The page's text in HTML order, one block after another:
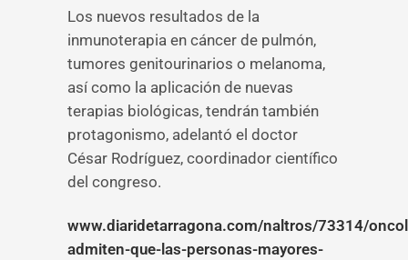
Los nuevos resultados de la
inmunoterapia en cáncer de pulmón,
tumores genitourinarios o melanoma,
así como la aplicación de nuevas
terapias biológicas, tendrán también
protagonismo, adelantó el doctor
César Rodríguez, coordinador científico
del congreso.
www.diaridetarragona.com/naltros/73314/
admiten-que-las-personas-mayores-